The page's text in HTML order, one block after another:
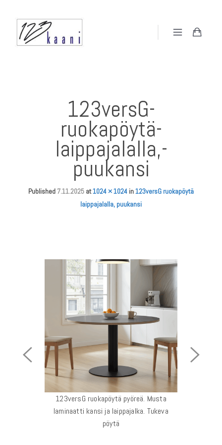
123versG-
ruokapöytä-
laippajalalla,-
puukansi
Published 7.11.2025 at1024 × 1024 in123versG ruokapöytä
laippajalalla, puukansi
123versG ruokapöytä pyöreä. Musta
laminaatti kansi ja laippajalka. Tukeva
pöytä
Previous
Image
Next
Image